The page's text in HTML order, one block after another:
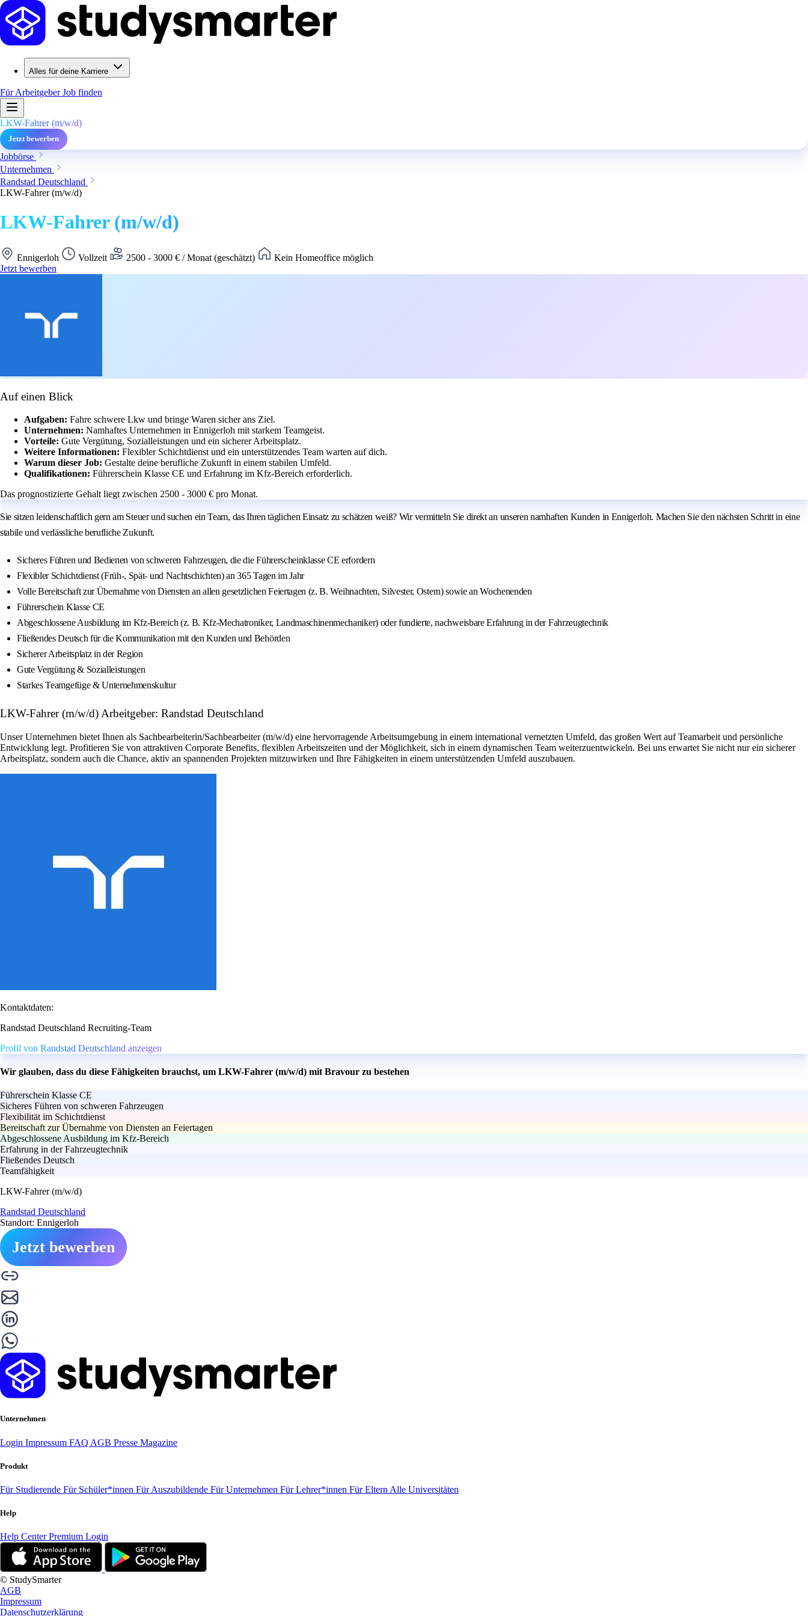
Alles für deine Karriere
Für ArbeitgeberJob finden
LKW-Fahrer (m/w/d)
Jetzt bewerben
Jobbörse
Unternehmen
Randstad Deutschland
LKW-Fahrer (m/w/d)
LKW-Fahrer (m/w/d)
Ennigerloh Vollzeit 2500 - 3000 € / Monat (geschätzt)
Kein Homeoffice möglich
Jetzt bewerben
Auf einen Blick
Aufgaben: Fahre schwere Lkw und bringe Waren sicher ans Ziel.
Unternehmen: Namhaftes Unternehmen in Ennigerloh mit starkem Teamgeist.
Vorteile: Gute Vergütung, Sozialleistungen und ein sicherer Arbeitsplatz.
Weitere Informationen: Flexibler Schichtdienst und ein unterstützendes Team warten auf dich.
Warum dieser Job: Gestalte deine berufliche Zukunft in einem stabilen Umfeld.
Qualifikationen: Führerschein Klasse CE und Erfahrung im Kfz-Bereich erforderlich.
Das prognostizierte Gehalt liegt zwischen 2500 - 3000 € pro Monat.
Sie sitzen leidenschaftlich gern am Steuer und suchen ein Team, das Ihren täglichen Einsatz zu schätzen weiß? Wir vermitteln Sie direkt an unseren namhaften Kunden in Ennigerloh. Machen Sie den nächsten Schritt in eine
stabile und verlässliche berufliche Zukunft.
Sicheres Führen und Bedienen von schweren Fahrzeugen, die die Führerscheinklasse CE erfordern
Flexibler Schichtdienst (Früh-, Spät- und Nachtschichten) an 365 Tagen im Jahr
Volle Bereitschaft zur Übernahme von Diensten an allen gesetzlichen Feiertagen (z. B. Weihnachten, Silvester, Ostern) sowie an Wochenenden
Führerschein Klasse CE
Abgeschlossene Ausbildung im Kfz-Bereich (z. B. Kfz-Mechatroniker, Landmaschinenmechaniker) oder fundierte, nachweisbare Erfahrung in der Fahrzeugtechnik
Fließendes Deutsch für die Kommunikation mit den Kunden und Behörden
Sicherer Arbeitsplatz in der Region
Gute Vergütung & Sozialleistungen
Starkes Teamgefüge & Unternehmenskultur
LKW-Fahrer (m/w/d) Arbeitgeber: Randstad Deutschland
Unser Unternehmen bietet Ihnen als Sachbearbeiterin/Sachbearbeiter (m/w/d) eine hervorragende Arbeitsumgebung in einem international vernetzten Umfeld, das großen Wert auf Teamarbeit und persönliche
Entwicklung legt. Profitieren Sie von attraktiven Corporate Benefits, flexiblen Arbeitszeiten und der Möglichkeit, sich in einem dynamischen Team weiterzuentwickeln. Bei uns erwartet Sie nicht nur ein sicherer
Arbeitsplatz, sondern auch die Chance, aktiv an spannenden Projekten mitzuwirken und Ihre Fähigkeiten in einem unterstützenden Umfeld auszubauen.
Kontaktdaten:
Randstad Deutschland Recruiting-Team
Profil von Randstad Deutschland anzeigen
Wir glauben, dass du diese Fähigkeiten brauchst, um LKW-Fahrer (m/w/d) mit Bravour zu bestehen
Führerschein Klasse CE
Sicheres Führen von schweren Fahrzeugen
Flexibilität im Schichtdienst
Bereitschaft zur Übernahme von Diensten an Feiertagen
Abgeschlossene Ausbildung im Kfz-Bereich
Erfahrung in der Fahrzeugtechnik
Fließendes Deutsch
Teamfähigkeit
LKW-Fahrer (m/w/d)
Randstad Deutschland
Standort: Ennigerloh
Jetzt bewerben
Unternehmen
Login Impressum FAQ AGB Presse Magazine
Produkt
Für Studierende Für Schüler*innen Für Auszubildende Für Unternehmen Für Lehrer*innen Für Eltern Alle Universitäten
Help
Help CenterPremium Login
© StudySmarter
AGB
Impressum
Datenschutzerklärung